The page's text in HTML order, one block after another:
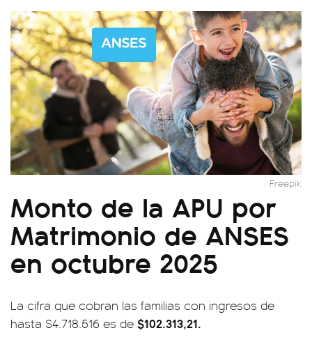
Freepik
Monto de la APU por
Matrimonio de ANSES
en octubre 2025
La cifra que cobran las familias con ingresos de
hasta $4.718.516 es de $102.313,21.